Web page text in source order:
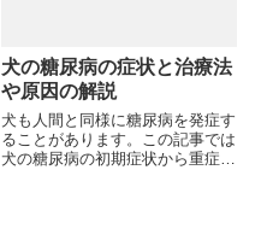
犬の糖尿病の症状と治療法
や原因の解説
犬も人間と同様に糖尿病を発症す
ることがあります。この記事では
犬の糖尿病の初期症状から重症化